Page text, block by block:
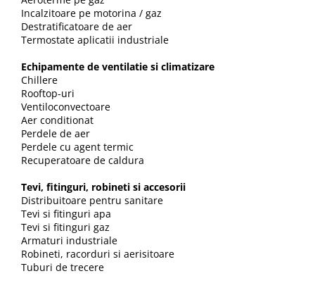
Alimentare cu apa
Canalizare interioara
Canalizare exterioara
Canalizare pluviala
Distributie apa
Instalatii de gaz
Tevi PEHD gaz
Fitinguri gaz
Vane de gaz si robineti
Aparate sudura si dispozitive gaz
Izolatii tehnice
Izolatii pentru aer conditionat
Izolatii pentru sisteme solare
Incalzitoare pe motorina / gaz
Destratificatoare de aer
Termostate aplicatii industriale
Echipamente de ventilatie si climatizare
Chillere
Rooftop-uri
Ventiloconvectoare
Aer conditionat
Perdele de aer
Perdele cu agent termic
Recuperatoare de caldura
Tevi, fitinguri, robineti si accesorii
Distribuitoare pentru sanitare
Tevi si fitinguri apa
Tevi si fitinguri gaz
Armaturi industriale
Robineti, racorduri si aerisitoare
Tuburi de trecere